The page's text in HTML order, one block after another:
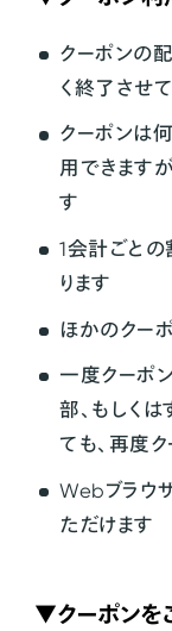
クーポンの
く終了させ
クーポンは
用できます
す
1会計ごと
ります
ほかのクー
一度クーポ
部、もしく
ても、再度
Webブラウ
ただけます
▼クーポンを